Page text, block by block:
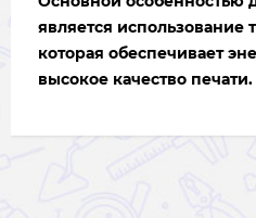
является использование
которая обеспечивает
высокое качество печати.